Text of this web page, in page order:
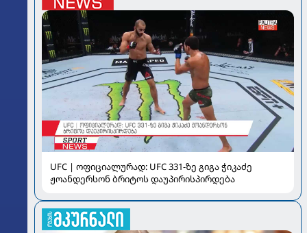
UFC | ოფიციალურად: UFC 331-ზე გიგა ჭიკაძე
ჟოანდერსონ ბრიტოს დაუპირისპირდება